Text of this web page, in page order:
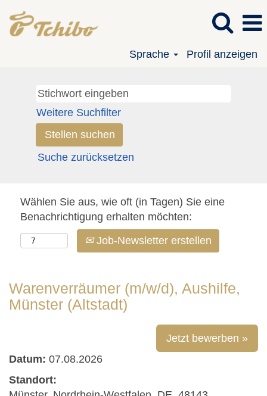
Sprache Profil anzeigen
Weitere Suchfilter
Suche zurücksetzen
Wählen Sie aus, wie oft (in Tagen) Sie eine
Benachrichtigung erhalten möchten:
Job-Newsletter erstellen
Warenverräumer (m/w/d), Aushilfe,
Münster (Altstadt)
Jetzt bewerben »
Datum: 07.08.2026
Standort: